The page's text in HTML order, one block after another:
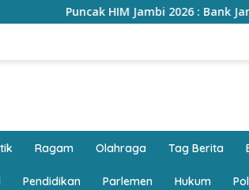
Jambi 2026 : Bank Jambi Perkuat Edukasi
Ragam Olahraga Tag Berita
Pendidikan Parlemen Hukum